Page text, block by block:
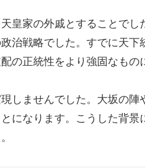
皇家の外戚とすることで
治戦略でした。すでに天
の正統性をより強固なもの
しませんでした。大坂の陣
になります。こうした背